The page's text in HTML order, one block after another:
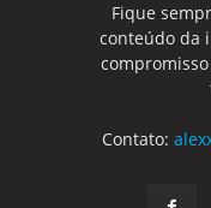
Fique
conteúdo da
Contato: